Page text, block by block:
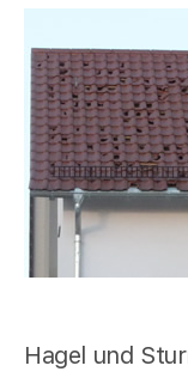
Hagel und